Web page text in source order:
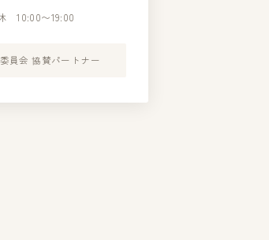
10:00〜19:00
員会 協賛パートナー